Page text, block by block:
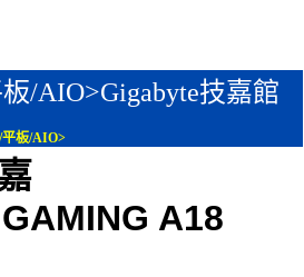
/AIO>Gigabyte技嘉館
平板/AIO>
A18